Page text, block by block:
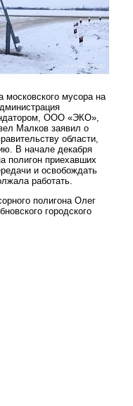
московского мусора на
ООО «ЭКО»,
Малков заявил о
области,
В начале декабря
полигон приехавших
и освобождать
работать.
полигона Олег
городского